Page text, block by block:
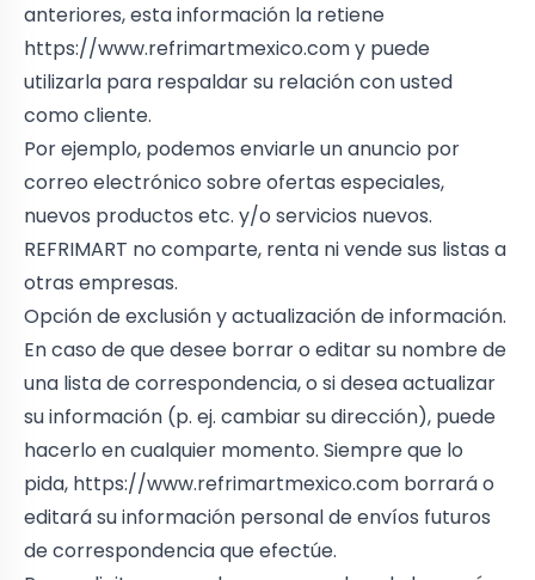
anteriores, esta información la retiene
https://www.refrimartmexico.comy puede
utilizarla para respaldar su relación con usted
como cliente.
Por ejemplo, podemos enviarle un anuncio por
correo electrónico sobre ofertas especiales,
nuevos productos etc. y/o servicios nuevos.
REFRIMART no comparte, renta ni vende sus listas a
otras empresas.
Opción de exclusión y actualización de información.
En caso de que desee borrar o editar su nombre de
una lista de correspondencia, o si desea actualizar
su información (p. ej. cambiar su dirección), puede
hacerlo en cualquier momento. Siempre que lo
pida, https://www.refrimartmexico.com borrará o
editará su información personal de envíos futuros
de correspondencia que efectúe.